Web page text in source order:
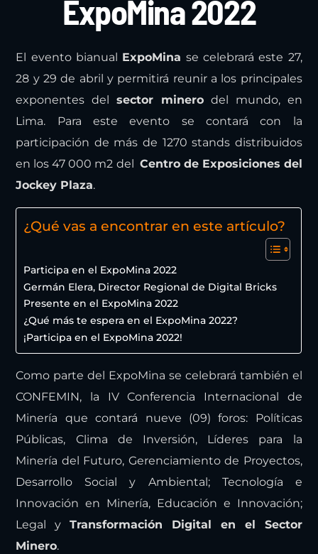
Participa en el
ExpoMina 2022
El evento bianualExpoMinase celebrará este 27,
28 y 29 de abril y permitirá reunir a los principales
exponentes delsector minerodel mundo, en
Lima. Para este evento se contará con la
participación de más de 1270 stands distribuidos
en los 47 000 m2delCentro de Exposiciones del
Jockey Plaza.
¿Qué vas a encontrar en este artículo?
Participa en el ExpoMina 2022
Germán Elera, Director Regional de Digital Bricks
Presente en el ExpoMina 2022
¡Participa en el ExpoMina 2022!
Como parte del ExpoMina se celebrará también el
CONFEMIN, la IV Conferencia Internacional de
Minería que contará nueve (09) foros: Políticas
Públicas, Clima de Inversión, Líderes para la
Minería del Futuro, Gerenciamiento de Proyectos,
Desarrollo Social y Ambiental; Tecnología e
Innovación en Minería, Educación e Innovación;